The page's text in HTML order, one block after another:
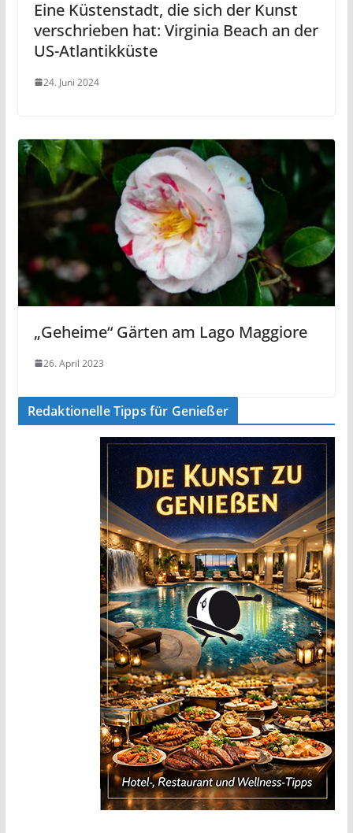
Eine Küstenstadt, die sich der Kunst
verschrieben hat: Virginia Beach an der
US-Atlantikküste
24. Juni 2024
„Geheime“ Gärten am Lago Maggiore
26. April 2023
Redaktionelle Tipps für Genießer